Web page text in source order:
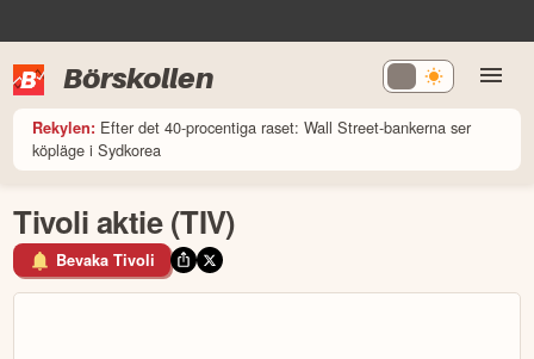
Börskollen
Rekylen: Efter det 40-procentiga raset: Wall Street-bankerna ser
köpläge i Sydkorea
Tivoli aktie (TIV)
Bevaka Tivoli